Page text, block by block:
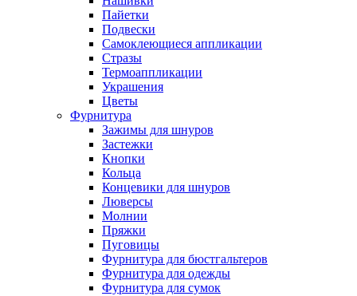
Пайетки
Подвески
Самоклеющиеся аппликации
Стразы
Термоаппликации
Украшения
Цветы
Фурнитура
Зажимы для шнуров
Застежки
Кнопки
Кольца
Концевики для шнуров
Люверсы
Молнии
Пряжки
Пуговицы
Фурнитура для бюстгальтеров
Фурнитура для одежды
Фурнитура для сумок